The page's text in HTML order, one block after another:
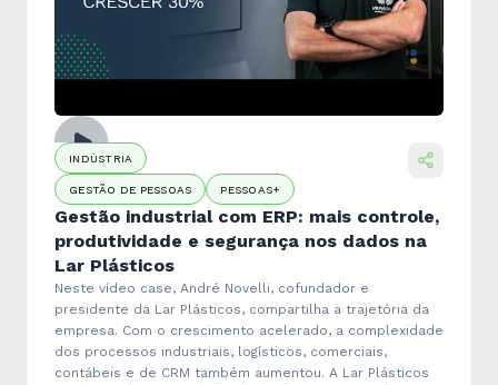
INDÚSTRIA
GESTÃO DE PESSOAS PESSOAS+
Gestão industrial com ERP: mais controle,
produtividade e segurança nos dados na
Lar Plásticos
Neste vídeo case, André Novelli, cofundador e
presidente da Lar Plásticos, compartilha a trajetória da
empresa. Com o crescimento acelerado, a complexidade
dos processos industriais, logísticos, comerciais,
contábeis e de CRM também aumentou. A Lar Plásticos